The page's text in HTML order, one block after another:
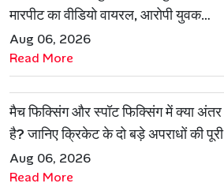
मारपीट का वीडियो वायरल, आरोपी युवक
हिरासत में
Aug 06, 2026
Read More
मैच फिक्सिंग और स्पॉट फिक्सिंग में क्या अंतर
है? जानिए क्रिकेट के दो बड़े अपराधों की पूरी
कहानी
Aug 06, 2026
Read More